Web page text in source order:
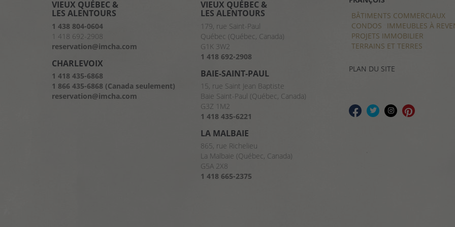
VIEUX QUÉBEC &
LES ALENTOURS
1 438 804-0604
1 418 692-2908
reservation@imcha.com
CHARLEVOIX
1 418 435-6868
1 866 435-6868 (Canada seulement)
reservation@imcha.com
VIEUX QUÉBEC &
LES ALENTOURS
179, rue Saint-Paul
Québec (Québec, Canada)
G1K 3W2
1 418 692-2908
BAIE-SAINT-PAUL
15, rue Saint Jean Baptiste
Baie Saint-Paul (Québec, Canada)
G3Z 1M2
1 418 435-6221
LA MALBAIE
865, rue Richelieu
La Malbaie (Québec, Canada)
G5A 2X8
1 418 665-2375
BÂTIMENTS COMMERCIAUX
CONDOS
IMMEUBLES À
PROJETS IMMOBILIER
TERRAINS ET TERRES
BÂTIMENTS COMMERCIAUX
CONDOS IMMEUBLES À
PROJETS IMMOBILIER
TERRAINS ET TERRES
PLAN DU SITE